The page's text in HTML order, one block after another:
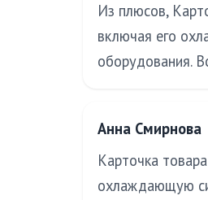
Из плюсов,
включая его
оборудования.
Анна Смирнова
Карточка
охлаждающую